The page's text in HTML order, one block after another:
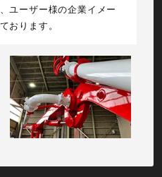
ユーザー様の企業イメー
おります。